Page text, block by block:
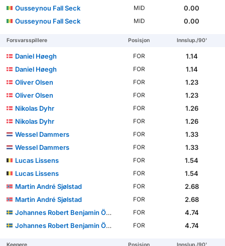
Ousseynou Fall Seck
MID
0.00
Ousseynou Fall Seck
MID 0.00
Forsvarsspillere Posisjon Innslup./90'
Daniel Høegh FOR
1.14
Daniel Høegh
FOR
1.14
Oliver Olsen
FOR
1.23
Oliver Olsen
FOR
1.23
Nikolas Dyhr
FOR
1.26
Nikolas Dyhr
FOR
1.26
Wessel Dammers
FOR
1.33
Wessel Dammers
FOR
1.33
Lucas Lissens
FOR
1.54
Lucas Lissens
FOR
1.54
Martin André Sjølstad
FOR
2.68
Martin André Sjølstad
FOR
2.68
Johannes Robert Benjamin Örn
FOR
4.74
Johannes Robert Benjamin Örn
FOR 4.74